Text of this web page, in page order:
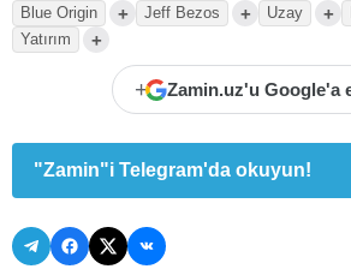
Blue Origin + Jeff Bezos + Uzay +
Yatırım +
+ Zamin.uz'u Google'a
"Zamin"i Telegram'da okuyun!